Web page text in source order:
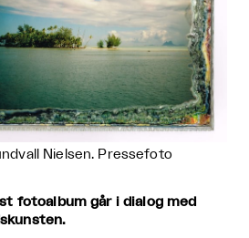
Nielsen. Pressefoto
fotoalbum går i dialog med